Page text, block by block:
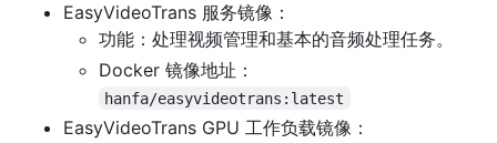
EasyVideoTrans 服务镜像：
功能：处理视频管理和基本的音频处理任务。
Docker 镜像地址：
hanfa/easyvideotrans:latest
EasyVideoTrans GPU 工作负载镜像：